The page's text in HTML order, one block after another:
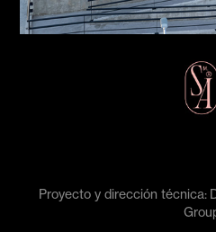
Proyecto y dirección técnica: